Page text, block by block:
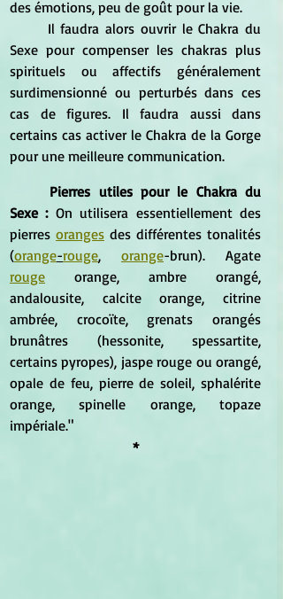
des émotions, peu de goût pour la vie.
Sexe pour compenser les chakras plus
spirituels ou affectifs généralement
surdimensionné ou perturbés dans ces
cas de figures. Il faudra aussi dans
certains cas activer le Chakra de la Gorge
pour une meilleure communication.
Pierres utiles pour le Chakra du
Sexe : On utilisera essentiellement des
pierres oranges des différentes tonalités
(orange-rouge, orange
rouge
orange, ambre orangé,
andalousite, calcite orange, citrine
ambrée, crocoïte, grenats orangés
brunâtres (hessonite, spessartite,
certains pyropes), jaspe rouge ou orangé,
opale de feu, pierre de soleil, sphalérite
orange, spinelle orange, topaze
impériale."
*